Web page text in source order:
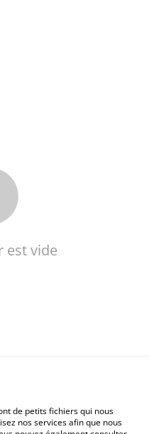
est vide
de petits fichiers qui nous
nos services afin que nous